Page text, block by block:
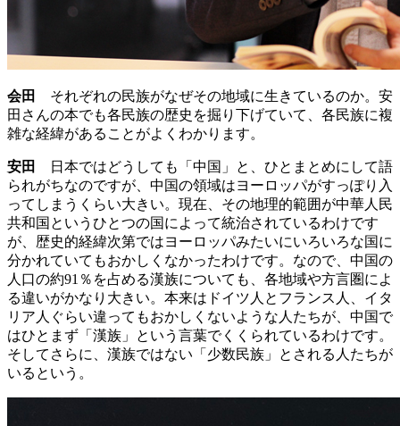
会田
それぞれの民族がなぜその地域に生きているのか。安
田さんの本でも各民族の歴史を掘り下げていて、各民族に複
雑な経緯があることがよくわかります。
安田
日本ではどうしても「中国」と、ひとまとめにして語
られがちなのですが、中国の領域はヨーロッパがすっぽり入
ってしまうくらい大きい。現在、その地理的範囲が中華人民
共和国というひとつの国によって統治されているわけです
が、歴史的経緯次第ではヨーロッパみたいにいろいろな国に
分かれていてもおかしくなかったわけです。なので、中国の
人口の約91％を占める漢族についても、各地域や方言圏によ
る違いがかなり大きい。本来はドイツ人とフランス人、イタ
リア人ぐらい違ってもおかしくないような人たちが、中国で
はひとまず「漢族」という言葉でくくられているわけです。
そしてさらに、漢族ではない「少数民族」とされる人たちが
いるという。